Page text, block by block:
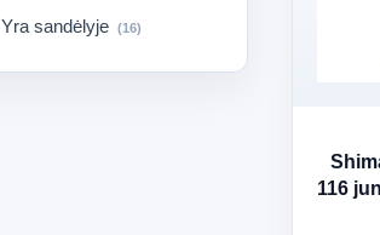
Yra sandėlyje (16)
116